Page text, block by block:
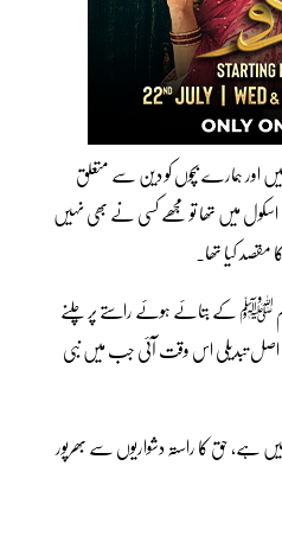
اور ہمارے بچوں کو دین سے متعلق
میں تھا تو مجھے کسی نے بھی نہیں
مقصد کیا تھا۔
ﷺ کے بتائے ہوئے راستے پر چلنے
تبدیلی اس وقت آئی جب میں نبی
ہے، حق کا راستہ دشواریوں سے بھرپور